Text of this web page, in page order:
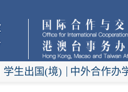
学生出国(境) 中外合作办